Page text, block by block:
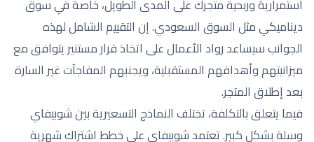
استمرارية وربحية متجرك على المدى الطويل، خاصة في سوق
ديناميكي مثل السوق السعودي. إن التقييم الشامل لهذه
الجوانب سيساعد رواد الأعمال على اتخاذ قرار مستنير يتوافق مع
ميزانيتهم وأهدافهم المستقبلية، ويجنبهم المفاجآت غير السارة
بعد إطلاق المتجر.
فيما يتعلق بالتكلفة، تختلف النماذج التسعيرية بين شوبيفاي
وسلة بشكل كبير. تعتمد شوبيفاي على خطط اشتراك شهرية